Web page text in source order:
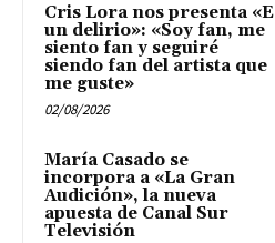
Cris Lora nos presenta «E
un delirio»: «Soy fan, me
siento fan y seguiré
siendo fan del artista que
me guste»
02/08/2026
María Casado se
incorpora a «La Gran
Audición», la nueva
apuesta de Canal Sur
Televisión